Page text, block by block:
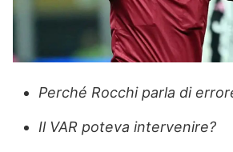
Perché Rocchi parla di
Il VAR poteva intervenire?